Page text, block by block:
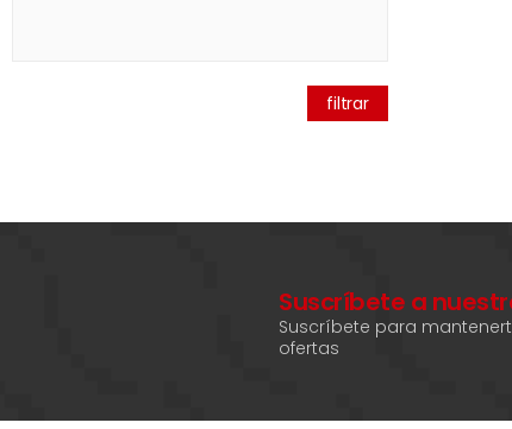
filtrar
Suscríbete a
Suscríbete para
ofertas